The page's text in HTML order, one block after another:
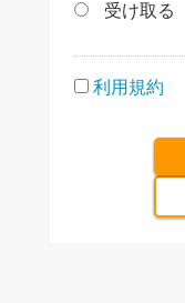
受け取る
利用規約